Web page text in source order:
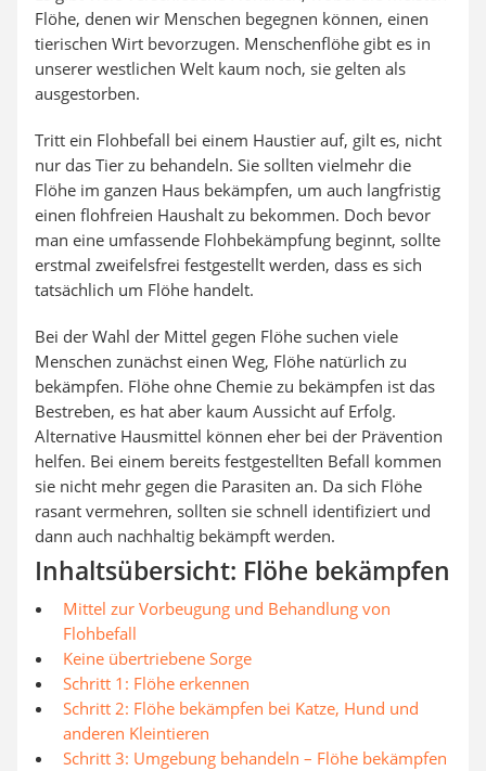
Flöhe, denen wir Menschen begegnen können, einen
tierischen Wirt bevorzugen. Menschenflöhe gibt es in
unserer westlichen Welt kaum noch, sie gelten als
ausgestorben.
Tritt ein Flohbefall bei einem Haustier auf, gilt es, nicht
nur das Tier zu behandeln. Sie sollten vielmehr die
Flöhe im ganzen Haus bekämpfen, um auch langfristig
einen flohfreien Haushalt zu bekommen. Doch bevor
man eine umfassende Flohbekämpfung beginnt, sollte
erstmal zweifelsfrei festgestellt werden, dass es sich
tatsächlich um Flöhe handelt.
Bei der Wahl der Mittel gegen Flöhe suchen viele
Menschen zunächst einen Weg, Flöhe natürlich zu
bekämpfen. Flöhe ohne Chemie zu bekämpfen ist das
Bestreben, es hat aber kaum Aussicht auf Erfolg.
Alternative Hausmittel können eher bei der Prävention
helfen. Bei einem bereits festgestellten Befall kommen
sie nicht mehr gegen die Parasiten an. Da sich Flöhe
rasant vermehren, sollten sie schnell identifiziert und
dann auch nachhaltig bekämpft werden.
Inhaltsübersicht: Flöhe bekämpfen
Mittel zur Vorbeugung und Behandlung von
Flohbefall
Keine übertriebene Sorge
Schritt 1: Flöhe erkennen
Schritt 2: Flöhe bekämpfen bei Katze, Hund und
anderen Kleintieren
Schritt 3: Umgebung behandeln – Flöhe bekämpfen